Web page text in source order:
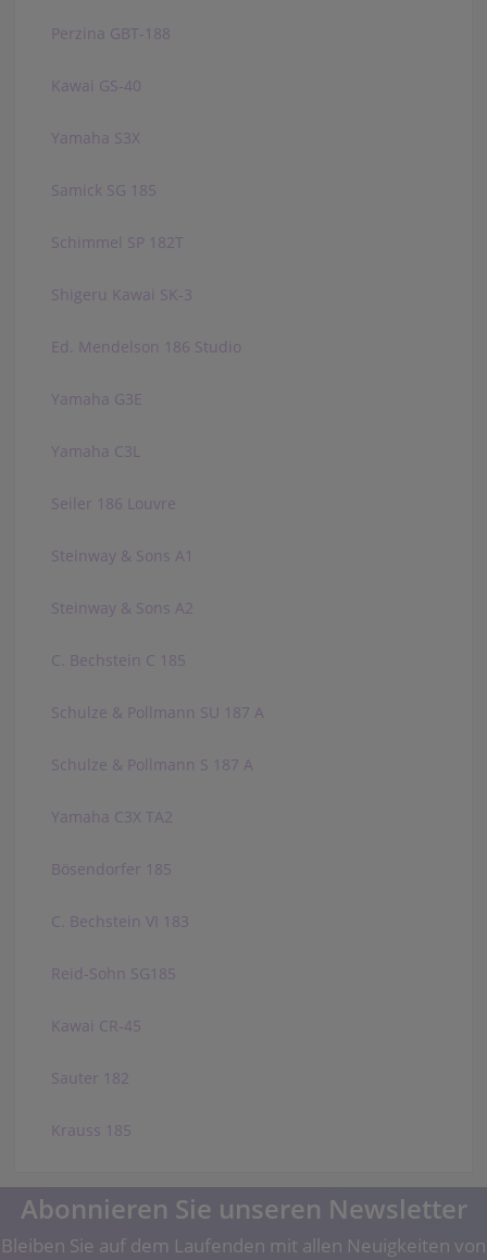
Perzina GBT-188
Kawai GS-40
Yamaha S3X
Samick SG 185
Schimmel SP 182T
Shigeru Kawai SK-3
Ed. Mendelson 186 Studio
Yamaha G3E
Yamaha C3L
Seiler 186 Louvre
Steinway & Sons A1
Steinway & Sons A2
C. Bechstein C 185
Schulze & Pollmann SU 187 A
Schulze & Pollmann S 187 A
Yamaha C3X TA2
Bösendorfer 185
C. Bechstein VI 183
Reid-Sohn SG185
Kawai CR-45
Sauter 182
Krauss 185
Abonnieren Sie unseren Newsletter
Bleiben Sie auf dem Laufenden mit allen Neuigkeiten von